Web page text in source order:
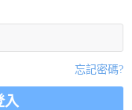
忘記密碼?
入